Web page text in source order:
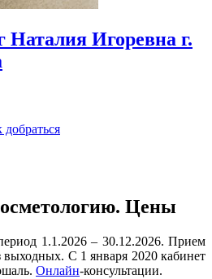
Наталия Игоревна г.
Цены
1.1.2026 – 30.12.2026. Прием
выходных. С 1 января 2020 кабинет
Онлайн-консультации.